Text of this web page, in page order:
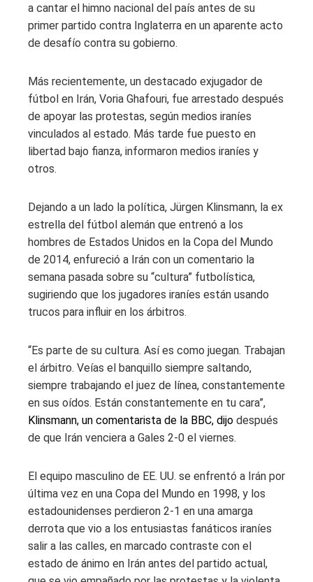
a cantar el himno nacional del país antes de su
primer partido contra Inglaterra en un aparente acto
de desafío contra su gobierno.
Más recientemente, un destacado exjugador de
fútbol en Irán, Voria Ghafouri, fue arrestado después
de apoyar las protestas, según medios iraníes
vinculados al estado. Más tarde fue puesto en
libertad bajo fianza, informaron medios iraníes y
otros.
Dejando a un lado la política, Jürgen Klinsmann, la ex
estrella del fútbol alemán que entrenó a los
hombres de Estados Unidos en la Copa del Mundo
de 2014, enfureció a Irán con un comentario la
semana pasada sobre su “cultura” futbolística,
sugiriendo que los jugadores iraníes están usando
trucos para influir en los árbitros.
“Es parte de su cultura. Así es como juegan. Trabajan
el árbitro. Veías el banquillo siempre saltando,
siempre trabajando el juez de línea, constantemente
en sus oídos. Están constantemente en tu cara”,
Klinsmann, un comentarista de la BBC, dijo después
de que Irán venciera a Gales 2-0 el viernes.
El equipo masculino de EE. UU. se enfrentó a Irán por
última vez en una Copa del Mundo en 1998, y los
estadounidenses perdieron 2-1 en una amarga
derrota que vio a los entusiastas fanáticos iraníes
salir a las calles, en marcado contraste con el
estado de ánimo en Irán antes del partido actual,